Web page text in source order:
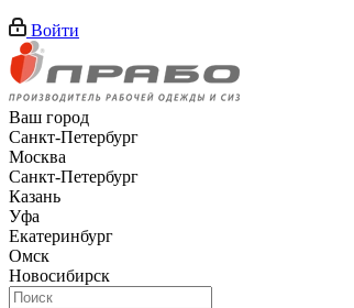
Войти
Ваш город
Санкт-Петербург
Москва
Санкт-Петербург
Казань
Уфа
Екатеринбург
Омск
Новосибирск